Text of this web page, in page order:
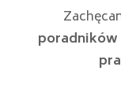
poradników